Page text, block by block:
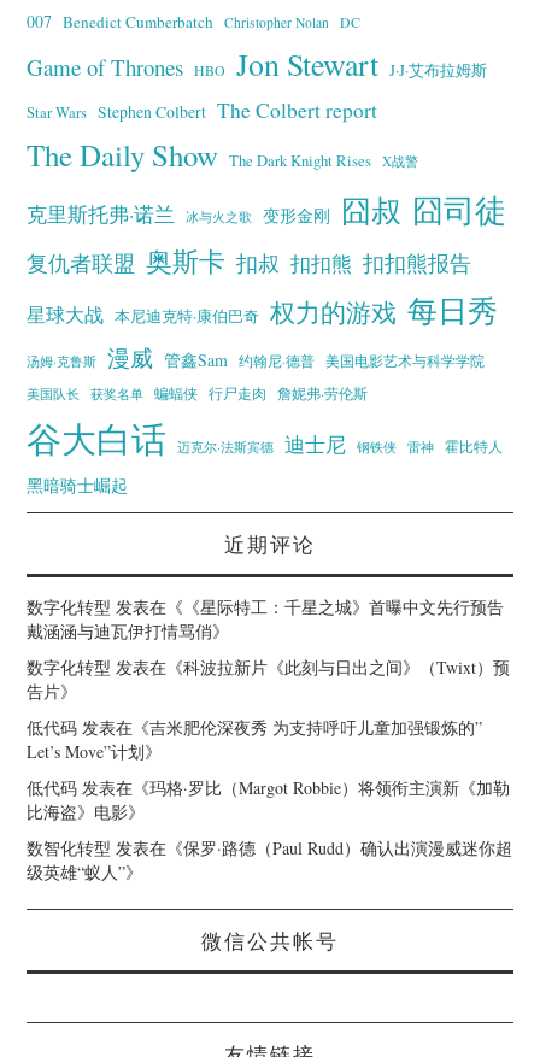
007 Benedict Cumberbatch Christopher Nolan DC
Game of Thrones HBO Jon Stewart J·J·艾布拉姆斯
Star Wars Stephen Colbert The Colbert report
The Daily Show The Dark Knight Rises X战警
克里斯托弗·诺兰 冰与火之歌 变形金刚 囧叔 囧司徒
复仇者联盟 奥斯卡 扣叔 扣扣熊 扣扣熊报告
星球大战 本尼迪克特·康伯巴奇 权力的游戏 每日秀
汤姆·克鲁斯 漫威 管鑫Sam 约翰尼·德普
美国电影艺术与科学学院
美国队长
获奖名单 蝙蝠侠 行尸走肉 詹妮弗·劳伦斯
谷大白话 迈克尔·法斯宾德 迪士尼 钢铁侠 雷神 霍比特人
黑暗骑士崛起
近期评论
数字化转型 发表在《 《星际特工：千星之城》首曝中文先行预告
戴涵涵与迪瓦伊打情骂俏》
数字化转型 发表在《科波拉新片《此刻与日出之间》（Twixt）预
告片》
低代码 发表在《吉米肥伦深夜秀 为支持呼吁儿童加强锻炼的”
Let’s Move”计划》
低代码 发表在《玛格·罗比（Margot Robbie）将领衔主演新《加勒
比海盗》电影》
数智化转型 发表在《保罗·路德（Paul Rudd）确认出演漫威迷你超
级英雄“蚁人”》
微信公共帐号